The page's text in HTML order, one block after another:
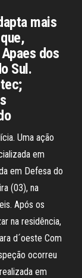
mais
dos
Sul.
Uma ação
em
em Defesa do
(03), na
Após os
na residência,
d´oeste Com
ocorreu
em